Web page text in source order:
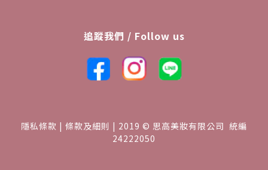
追蹤我們 / Follow us
隱私條款 | 條款及細則 | 2019 © 思高美妝有限公司 統編
24222050